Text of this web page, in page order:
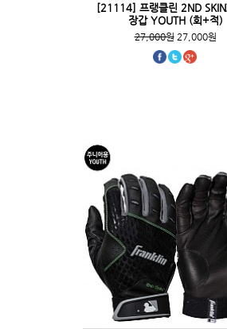
[21114] 프랭클린 2ND
장갑 YOUTH (회+적)
27,000원27,000원